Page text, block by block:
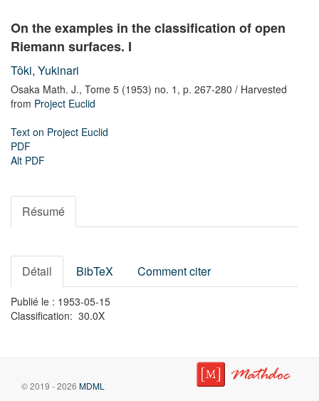
On the examples in the classification of open
Riemann surfaces. I
Tôki, Yukinari
Osaka Math. J., Tome 5 (1953) no. 1, p. 267-280 / Harvested
from Project Euclid
Text on Project Euclid
PDF
Alt PDF
Résumé
Détail BibTeX Comment citer
Publié le : 1953-05-15
Classification: 30.0X
© 2019 - 2026 MDML